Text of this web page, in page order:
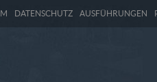
DATENSCHUTZ AUSFÜHRUNGEN